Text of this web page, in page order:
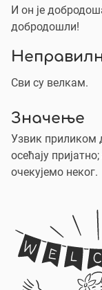
И он је
добродошли!
Сви су велкам.
Значење
Узвик приликом
осећају
очекујемо неког.